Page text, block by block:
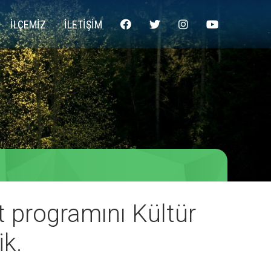
İLÇEMİZ İLETİŞİM
Kültür